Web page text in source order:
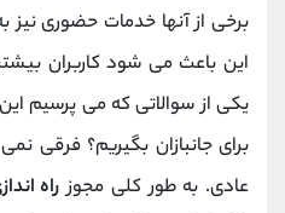
برخی از آنها خدمات حضوری نیز
این باعث می شود کاربران
یکی از سوالاتی که می پرسیم
برای جانبازان بگیریم؟ فرقی
عادی. به طور کلی مجوزراه